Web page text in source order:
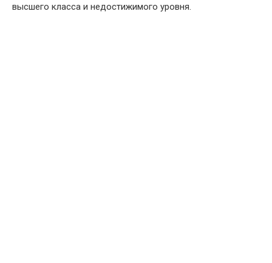
высшего класса и недостижимого уровня.